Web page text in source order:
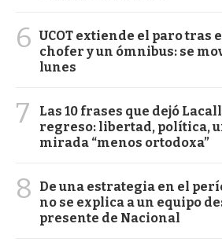
6 UCOT extiende el paro tras
chofer y un ómnibus: se
lunes
7
Las 10 frases que dejó
regreso: libertad, política,
mirada “menos ortodoxa”
8
De una estrategia en el
no se explica a un equipo
presente de Nacional